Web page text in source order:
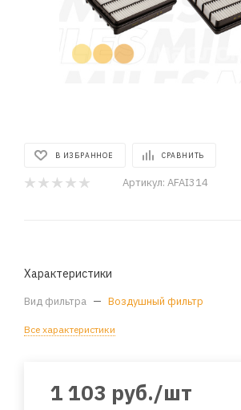
В ИЗБРАННОЕ СРАВНИТЬ
Артикул: AFAI314
Характеристики
Вид фильтра — Воздушный фильтр
Все характеристики
1 103 руб./шт